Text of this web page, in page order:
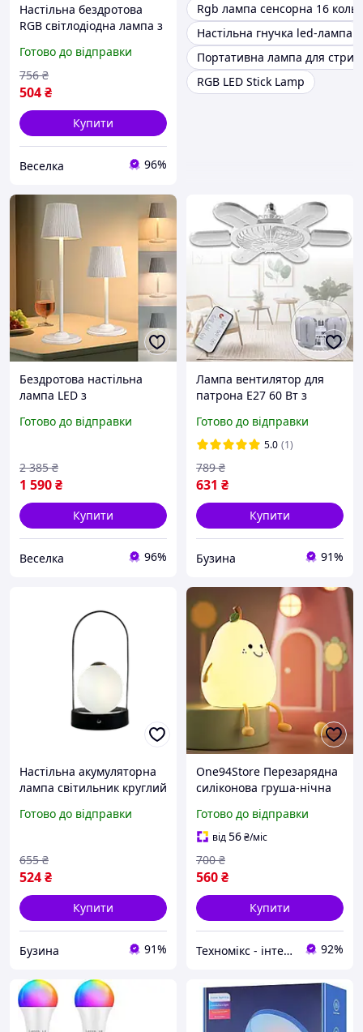
Настільна бездротова
RGB світлодіодна лампа з
створення затишної
атмосфери FLAME
Готово до відправки
504₴
756 ₴
Купити
Веселка 96%
Rgb лампа сенсорна 16
Настільна гнучка led-лампа
Портативна лампа для
RGB LED Stick Lamp
Бездротова настільна
лампа LED з
та офісу сенсорне
висота
Готово до відправки
1 590₴
2 385 ₴
Купити
Веселка 96%
Лампа вентилятор для
патрона E27 60 Вт з
керування модель E28 sea
Готово до відправки
5.0 (1)
631 ₴
789 ₴
Купити
Бузина 91%
Настільна акумуляторна
лампа світильник круглий
сенсорним керуванням
Готово до відправки
524₴
655 ₴
Купити
Бузина 91%
One94Store Перезарядна
силіконова груша-нічна
керування, що змінює
колір світлодіодне світло
із 7 кольорами
Готово до відправки
від56₴/міс
560₴
700 ₴
Купити
Техномікс - інтернет - магазин якісної техніки, електроніки та інших товарів для дому та роботи 92%